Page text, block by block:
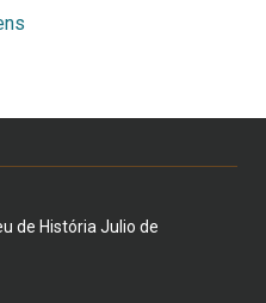
de História Julio de